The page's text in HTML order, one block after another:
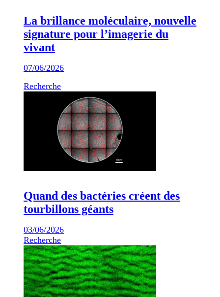
La brillance moléculaire, nouvelle
signature pour l’imagerie du
vivant
07/06/2026
Recherche
Quand des bactéries créent des
tourbillons géants
03/06/2026
Recherche